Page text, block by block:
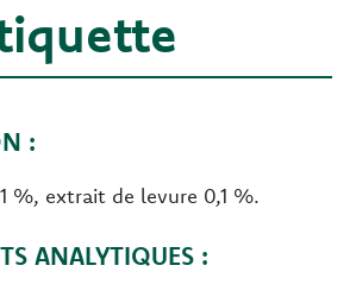
:
%, extrait de levure 0,1 %.
ANALYTIQUES :